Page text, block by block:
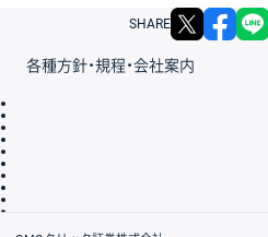
SHARE X
各種方針・規程・会社案内
会社案内